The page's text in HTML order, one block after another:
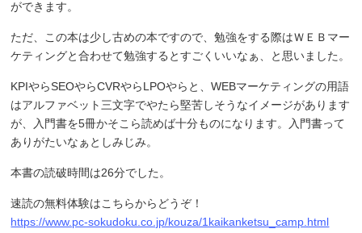
ができます。
ただ、この本は少し古めの本ですので、勉強をする際はＷＥＢマー
ケティングと合わせて勉強するとすごくいいなぁ、と思いました。
KPIやらSEOやらCVRやらLPOやらと、WEBマーケティングの用語
はアルファベット三文字でやたら堅苦しそうなイメージがあります
が、入門書を5冊かそこら読めば十分ものになります。入門書って
ありがたいなぁとしみじみ。
本書の読破時間は26分でした。
速読の無料体験はこちらからどうぞ！
https://www.pc-sokudoku.co.jp/kouza/1kaikanketsu_camp.html